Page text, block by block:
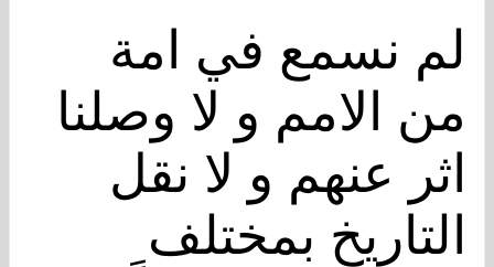
لم نسمع في امة
من الامم و لا وصلنا
اثر عنهم و لا نقل
التاريخ بمختلف